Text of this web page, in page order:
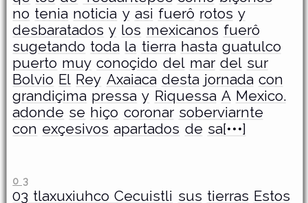
no tenia noticia y asi fuerô rotos y
desbaratados y los mexicanos fuerô
sugetando toda la tierra hasta guatulco
puerto muy conoçido del mar del sur
Bolvio El Rey Axaiaca desta jornada con
grandiçima pressa y Riquessa A Mexico.
adonde se hiço coronar soberviarnte
con exçesivos apartados de sa[•••]
0 3
­03 tlaxuxiuhco Cecuistli sus tierras Estos